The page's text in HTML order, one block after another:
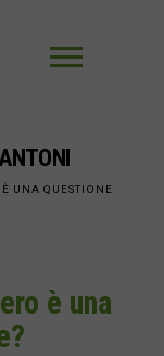
UNA QUESTIONE
è una